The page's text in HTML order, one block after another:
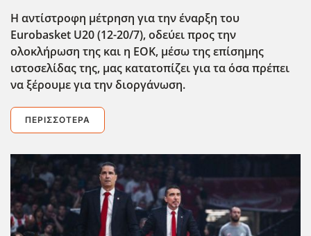
Η αντίστροφη μέτρηση για την έναρξη του
Eurobasket U20 (12-20/7), οδεύει προς την
ολοκλήρωση της και η ΕΟΚ, μέσω της επίσημης
ιστοσελίδας της, μας κατατοπίζει για τα όσα πρέπει
να ξέρουμε για την διοργάνωση.
ΠΕΡΙΣΣΌΤΕΡΑ